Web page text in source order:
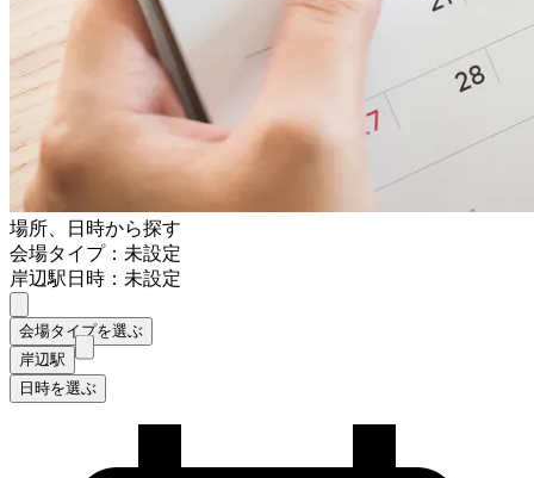
場所、日時から探す
会場タイプ：未設定
岸辺駅日時：未設定
会場タイプを選ぶ
岸辺駅
日時を選ぶ